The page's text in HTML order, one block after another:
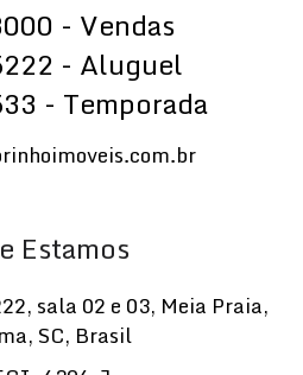
- Vendas
- Aluguel
- Temporada
Estamos
, sala 02 e 03, Meia Praia,
, SC, Brasil